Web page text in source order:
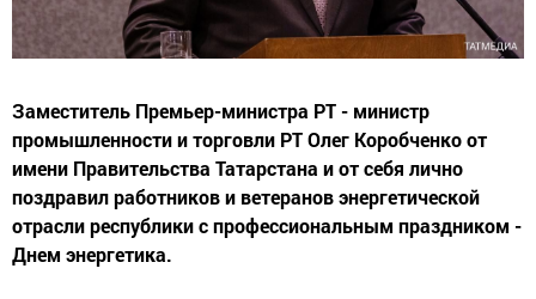
Заместитель Премьер-министра РТ - министр
промышленности и торговли РТ Олег Коробченко от
имени Правительства Татарстана и от себя лично
поздравил работников и ветеранов энергетической
отрасли республики с профессиональным праздником -
Днем энергетика.